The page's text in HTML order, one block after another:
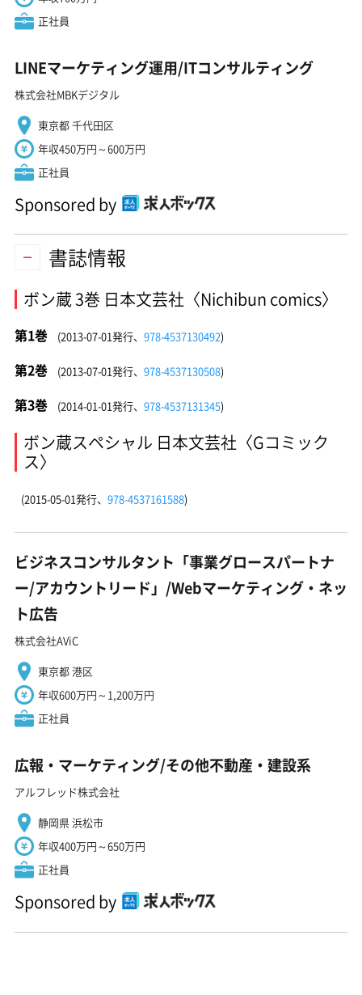
正社員
LINEマーケティング運用/ITコンサルティング
株式会社MBKデジタル
東京都 千代田区
年収450万円～600万円
正社員
Sponsored by
書誌情報
ボン蔵 3巻 日本文芸社〈Nichibun comics〉
第1巻 (2013-07-01発行、 978-4537130492)
第2巻 (2013-07-01発行、 978-4537130508)
第3巻 (2014-01-01発行、 978-4537131345)
ボン蔵スペシャル 日本文芸社〈Gコミック
ス〉
(2015-05-01発行、 978-4537161588)
ビジネスコンサルタント「事業グロースパートナ
ー/アカウントリード」/Webマーケティング・ネッ
ト広告
株式会社AViC
東京都 港区
年収600万円～1,200万円
正社員
広報・マーケティング/その他不動産・建設系
アルフレッド株式会社
静岡県 浜松市
年収400万円～650万円
正社員
Sponsored by